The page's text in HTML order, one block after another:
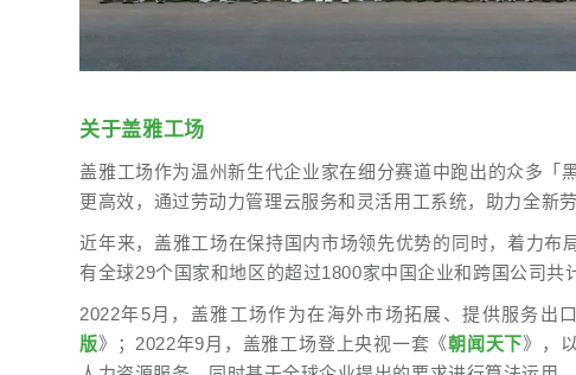
关于盖雅工场
盖雅工场作为温州新生代企业家在细分赛道中跑出的众多「
更高效，通过劳动力管理云服务和灵活用工系统，助力全新
近年来，盖雅工场在保持国内市场领先优势的同时，着力
有全球29个国家和地区的超过1800家中国企业和跨国公司共
2022年5月，盖雅工场作为在海外市场拓展、提供服务出
版》；2022年9月，盖雅工场登上央视一套《朝闻天下》，